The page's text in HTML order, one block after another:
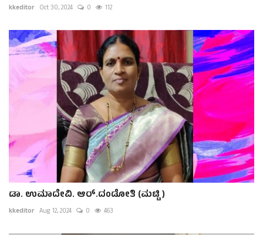
kkeditor Oct 30, 2024 0 112
ಡಾ. ಉಮಾದೇವಿ. ಆರ್.ದಂಡೋತಿ (ಮಟ್ಟಿ )
kkeditor Aug 12, 2024 0 463